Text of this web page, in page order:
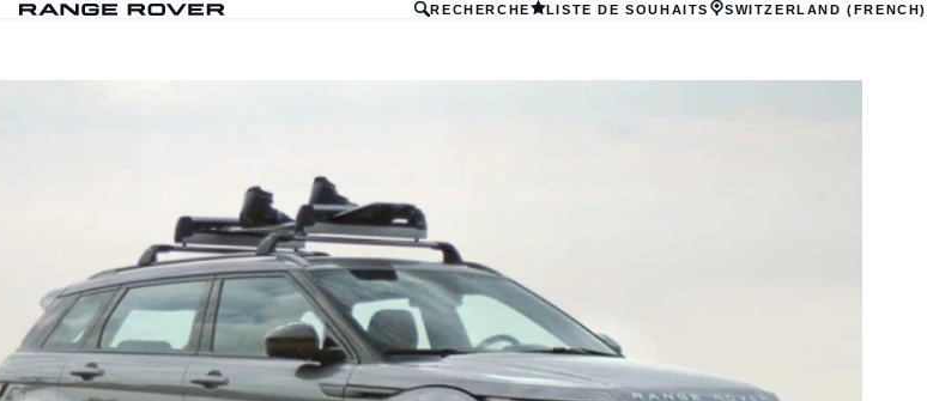
RECHERCHE LISTE DE SOUHAITS SWITZERLAND (FRENCH)